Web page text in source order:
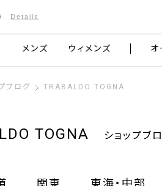
京都発のスーツブランド ONLY
メンズ ウィメンズ オ
ブログ TRABALDO TOGNA
TOGNA ショップブ
関東 東海・中部
Details